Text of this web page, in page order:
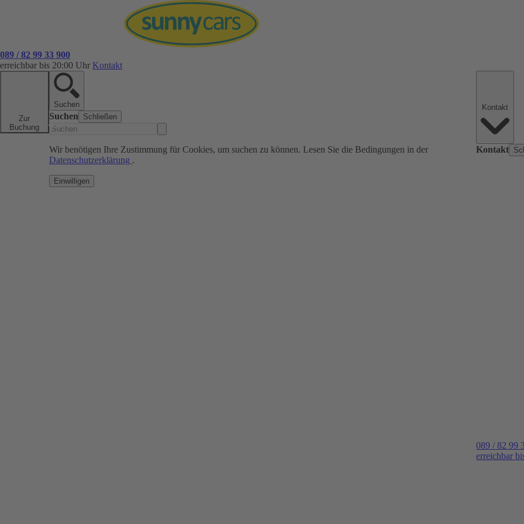
089 / 82 99 33 900
erreichbar bis 20:00 Uhr Kontakt
Zur
Buchung
Suchen
Suchen Schließen
Wir benötigen Ihre Zustimmung für Cookies, um suchen zu können. Lesen Sie die Bedingungen in der
Datenschutzerklärung .
Einwilligen
Kontakt
089 / 82 99
erreichbar